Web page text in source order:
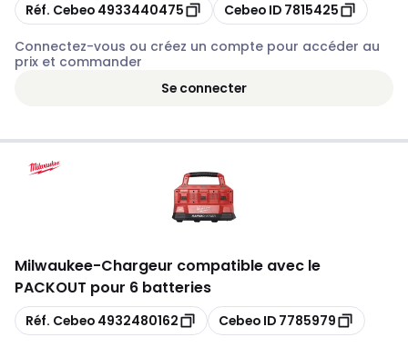
Copier
Réf. Cebeo 4933440475 Copier
Cebeo ID 7815425
Connectez-vous ou créez un compte pour accéder au
prix et commander
Se connecter
Milwaukee-Chargeur compatible avec le
PACKOUT pour 6 batteries
Copier
Réf. Cebeo 4932480162 Copier
Cebeo ID 7785979